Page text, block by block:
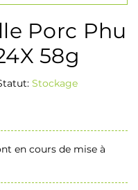
Porc Phu
58g
Stockage
en cours de mise à